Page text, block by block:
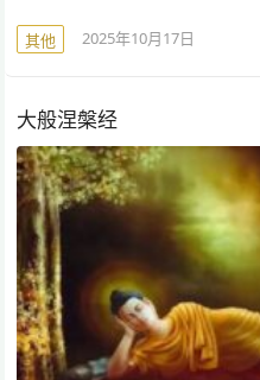
其他 2025年10月17日
大般涅槃经